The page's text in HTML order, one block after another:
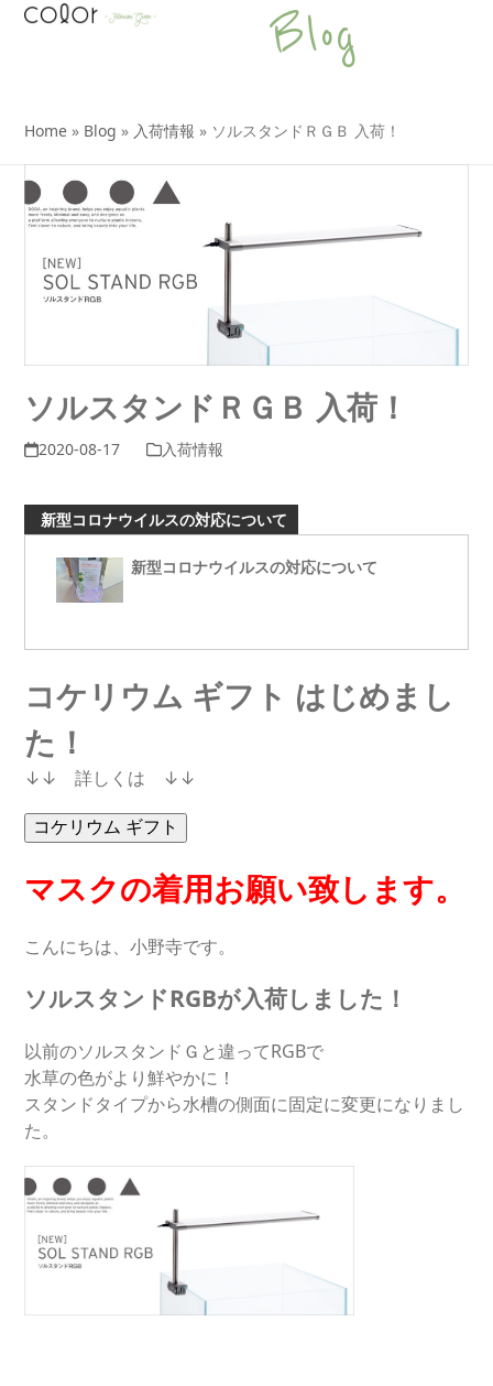
SkipOpen
Close
Blog
Home » Blog » 入荷情報 » ソルスタンドＲＧＢ 入荷！
ソルスタンドＲＧＢ 入荷！
2020-08-17 入荷情報
新型コロナウイルスの対応について
新型コロナウイルスの対応について
コケリウム ギフト はじめまし
た！
↓↓ 詳しくは ↓↓
マスクの着用お願い致します。
こんにちは、小野寺です。
ソルスタンドRGBが入荷しました！
以前のソルスタンドＧと違ってRGBで
水草の色がより鮮やかに！
スタンドタイプから水槽の側面に固定に変更になりまし
た。